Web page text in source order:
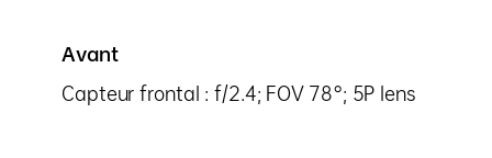
Avant
Capteur frontal : f/2.4; FOV 78°; 5P lens